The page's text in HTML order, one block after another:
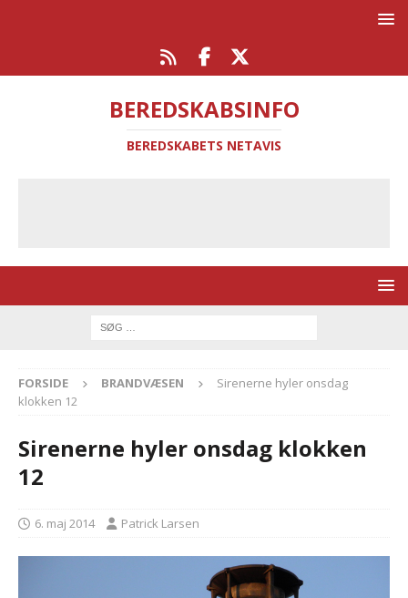
BEREDSKABSINFO
BEREDSKABETS NETAVIS
FORSIDE BRANDVÆSEN
Sirenerne hyler onsdag
klokken 12
Sirenerne hyler onsdag klokken
12
6. maj 2014 Patrick Larsen